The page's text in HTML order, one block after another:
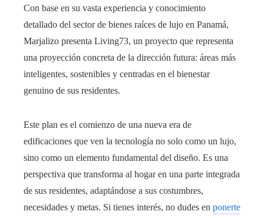
Con base en su vasta experiencia y conocimiento
detallado del sector de bienes raíces de lujo en Panamá,
Marjalizo presenta Living73, un proyecto que representa
una proyección concreta de la dirección futura: áreas más
inteligentes, sostenibles y centradas en el bienestar
genuino de sus residentes.
Este plan es el comienzo de una nueva era de
edificaciones que ven la tecnología no solo como un lujo,
sino como un elemento fundamental del diseño. Es una
perspectiva que transforma al hogar en una parte integrada
de sus residentes, adaptándose a sus costumbres,
necesidades y metas. Si tienes interés, no dudes en ponerte